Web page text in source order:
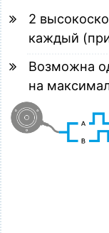
2
каждый
Возможна
на